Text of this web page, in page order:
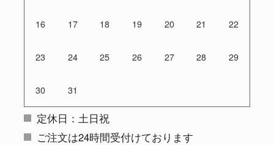
16 17 18 19 20 21 22
23 24 25 26 27 28 29
30 31
定休日：土日祝
ご注文は24時間受付けております